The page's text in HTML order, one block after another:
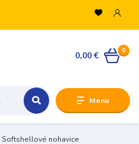
Menu
0
0,00 €
Softshellové nohavice